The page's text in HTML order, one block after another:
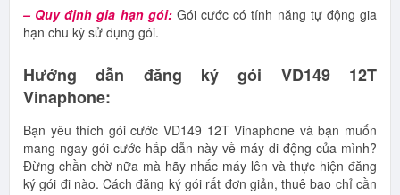
– Quy định gia hạn gói:Gói cước có tính năng tự động gia
hạn chu kỳ sử dụng gói.
Hướng dẫn đăng ký gói VD149 12T
Vinaphone:
Bạn yêu thích gói cước VD149 12T Vinaphone và bạn muốn
mang ngay gói cước hấp dẫn này về máy di động của mình?
Đừng chần chờ nữa mà hãy nhấc máy lên và thực hiện đăng
ký gói đi nào. Cách đăng ký gói rất đơn giản, thuê bao chỉ cần